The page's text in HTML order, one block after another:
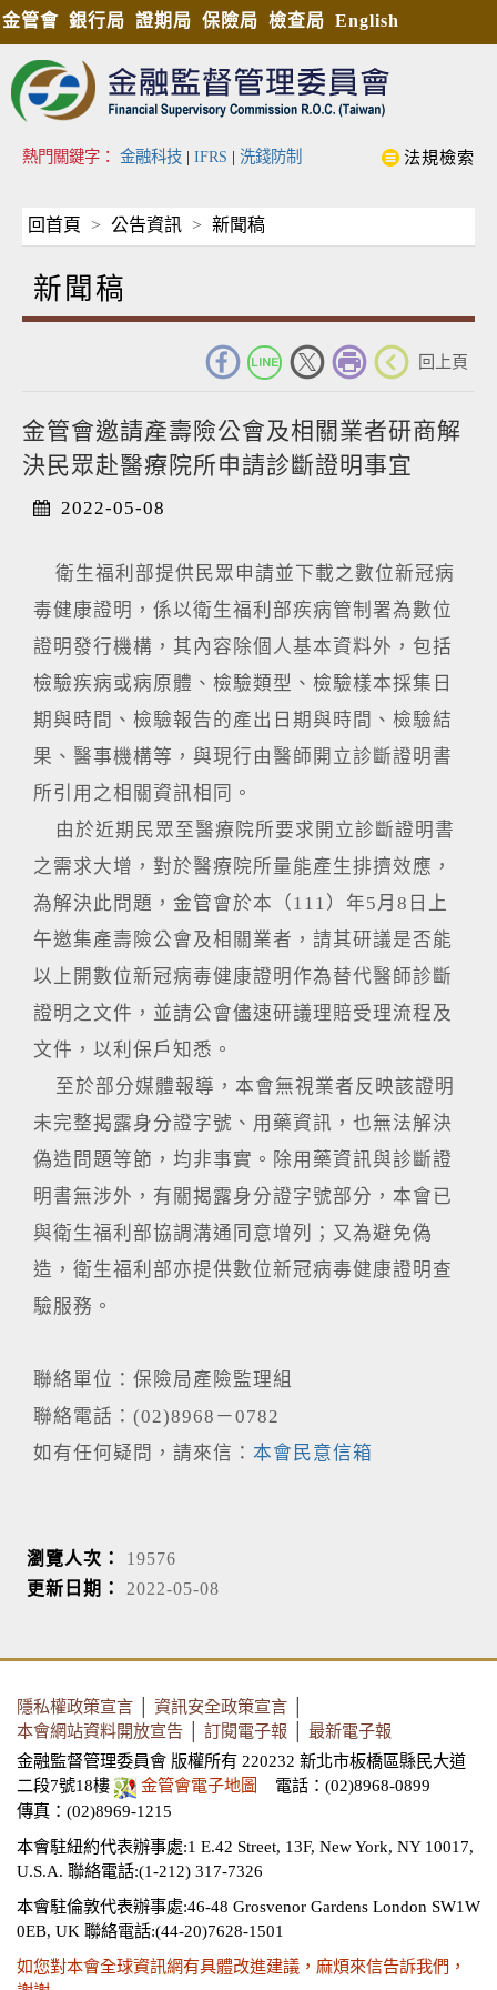
金管會 銀行局 證期局 保險局 檢查局 English
熱門關鍵字： 金融科技 | IFRS | 洗錢防制 法規檢索
回首頁 公告資訊 新聞稿
新聞稿
回上頁
金管會邀請產壽險公會及相關業者研商解
決民眾赴醫療院所申請診斷證明事宜
2022-05-08
衛生福利部提供民眾申請並下載之數位新冠病
毒健康證明，係以衛生福利部疾病管制署為數位
證明發行機構，其內容除個人基本資料外，包括
檢驗疾病或病原體、檢驗類型、檢驗樣本採集日
期與時間、檢驗報告的產出日期與時間、檢驗結
果、醫事機構等，與現行由醫師開立診斷證明書
所引用之相關資訊相同。
由於近期民眾至醫療院所要求開立診斷證明書
之需求大增，對於醫療院所量能產生排擠效應，
為解決此問題，金管會於本（111）年5月8日上
午邀集產壽險公會及相關業者，請其研議是否能
以上開數位新冠病毒健康證明作為替代醫師診斷
證明之文件，並請公會儘速研議理賠受理流程及
文件，以利保戶知悉。
至於部分媒體報導，本會無視業者反映該證明
未完整揭露身分證字號、用藥資訊，也無法解決
偽造問題等節，均非事實。除用藥資訊與診斷證
明書無涉外，有關揭露身分證字號部分，本會已
與衛生福利部協調溝通同意增列；又為避免偽
造，衛生福利部亦提供數位新冠病毒健康證明查
驗服務。
聯絡單位：保險局產險監理組
聯絡電話：(02)8968－0782
如有任何疑問，請來信： 本會民意信箱
瀏覽人次： 19576
更新日期： 2022-05-08
隱私權政策宣言 資訊安全政策宣言
本會網站資料開放宣告
訂閱電子報
最新電子報
金融監督管理委員會 版權所有 220232 新北市板橋區縣民大道
二段7號18樓
金管會電子地圖
電話：(02)8968-0899
傳真：(02)8969-1215
本會駐紐約代表辦事處:1 E.42 Street, 13F, New York, NY 10017,
U.S.A. 聯絡電話:(1-212) 317-7326
本會駐倫敦代表辦事處:46-48 Grosvenor Gardens London SW1W
0EB, UK 聯絡電話:(44-20)7628-1501
如您對本會全球資訊網有具體改進建議，麻煩來信告訴我們，